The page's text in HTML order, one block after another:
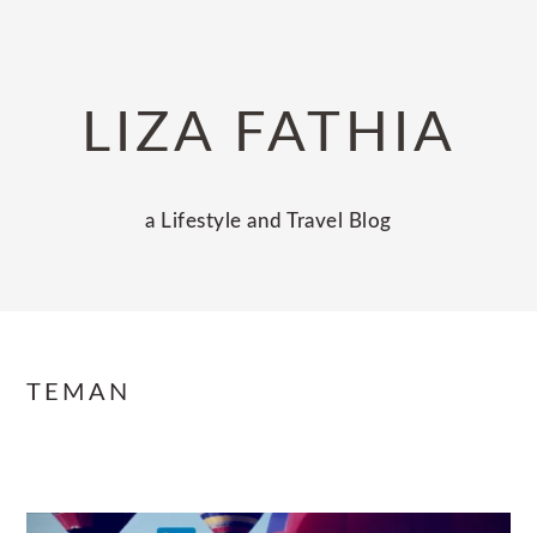
navigationLIZA FATHIA
a Lifestyle and Travel Blog
TEMAN